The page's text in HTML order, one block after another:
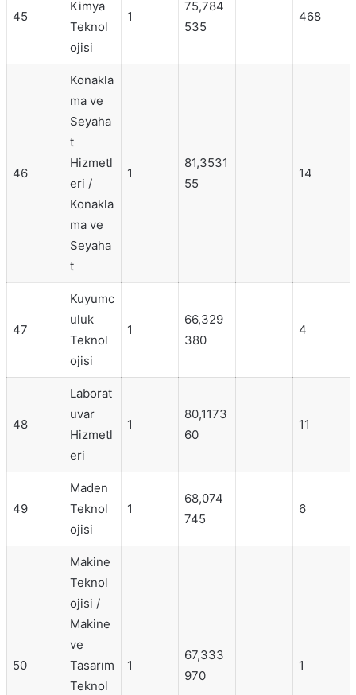
45
Kimya
Teknol
ojisi
1
75,784
535
468
46
Konakla
ma ve
Seyaha
t
Hizmetl
eri /
Konakla
ma ve
Seyaha
t
1
81,3531
55
14
47
Kuyumc
uluk
Teknol
ojisi
1
66,329
380
4
48
Laborat
uvar
Hizmetl
eri
1
80,1173
60
11
49
Maden
Teknol
ojisi
1
68,074
745
6
50
Makine
Teknol
ojisi /
Makine
ve
Tasarım
Teknol
1
67,333
970
1